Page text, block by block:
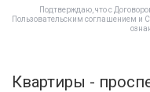
Подтверждаю, что с
Пользовательским соглашением и
Квартиры -